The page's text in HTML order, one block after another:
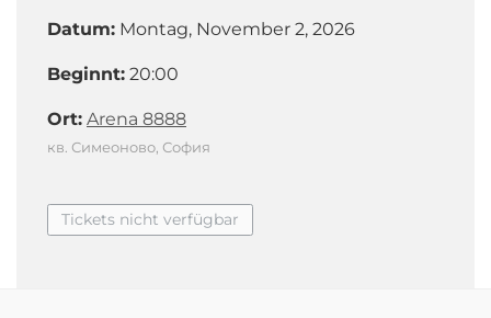
Datum: Montag, November 2, 2026
Beginnt: 20:00
Ort: Arena 8888
кв. Симеоново, София
Tickets nicht verfügbar